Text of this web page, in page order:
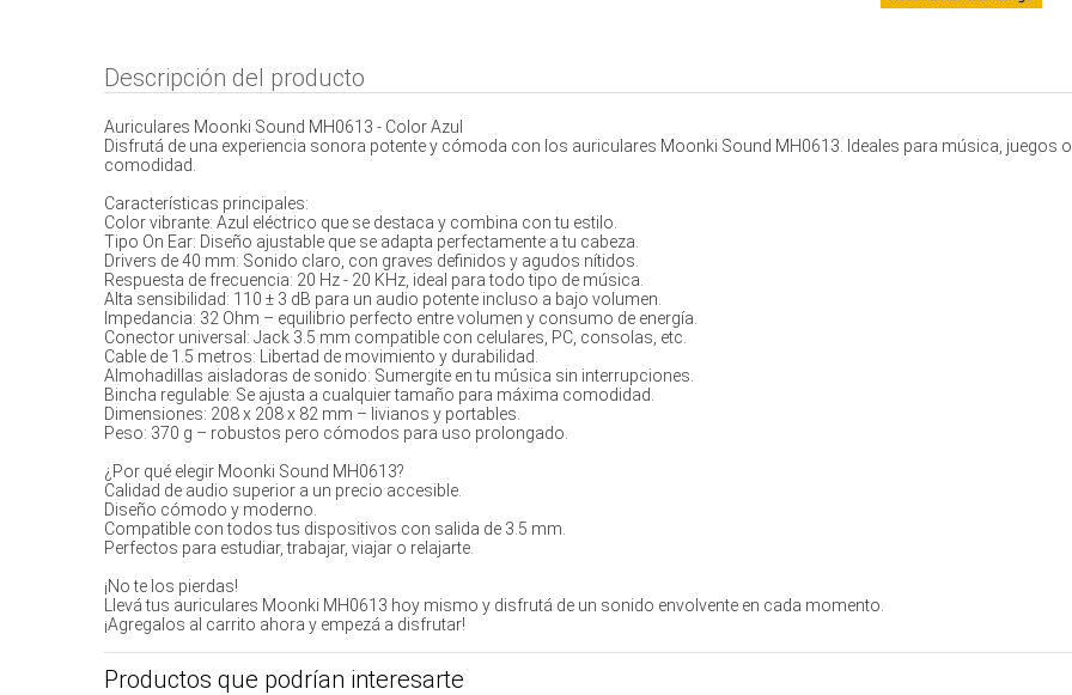
Descripción del producto
Auriculares Moonki Sound MH0613 - Color Azul
Disfrutá de una experiencia sonora potente y cómoda con los auriculares Moonki Sound MH0613. Ideales para música,
comodidad.
Características principales:
Color vibrante: Azul eléctrico que se destaca y combina con tu estilo.
Tipo On Ear: Diseño ajustable que se adapta perfectamente a tu cabeza.
Drivers de 40 mm: Sonido claro, con graves definidos y agudos nítidos.
Respuesta de frecuencia: 20 Hz - 20 KHz, ideal para todo tipo de música.
Alta sensibilidad: 110 ± 3 dB para un audio potente incluso a bajo volumen.
Impedancia: 32 Ohm – equilibrio perfecto entre volumen y consumo de energía.
Conector universal: Jack 3.5 mm compatible con celulares, PC, consolas, etc.
Cable de 1.5 metros: Libertad de movimiento y durabilidad.
Almohadillas aisladoras de sonido: Sumergite en tu música sin interrupciones.
Bincha regulable: Se ajusta a cualquier tamaño para máxima comodidad.
Dimensiones: 208 x 208 x 82 mm – livianos y portables.
Peso: 370 g – robustos pero cómodos para uso prolongado.
¿Por qué elegir Moonki Sound MH0613?
Calidad de audio superior a un precio accesible.
Diseño cómodo y moderno.
Compatible con todos tus dispositivos con salida de 3.5 mm.
Perfectos para estudiar, trabajar, viajar o relajarte.
¡No te los pierdas!
Llevá tus auriculares Moonki MH0613 hoy mismo y disfrutá de un sonido envolvente en cada momento.
¡Agregalos al carrito ahora y empezá a disfrutar!
Productos que podrían interesarte